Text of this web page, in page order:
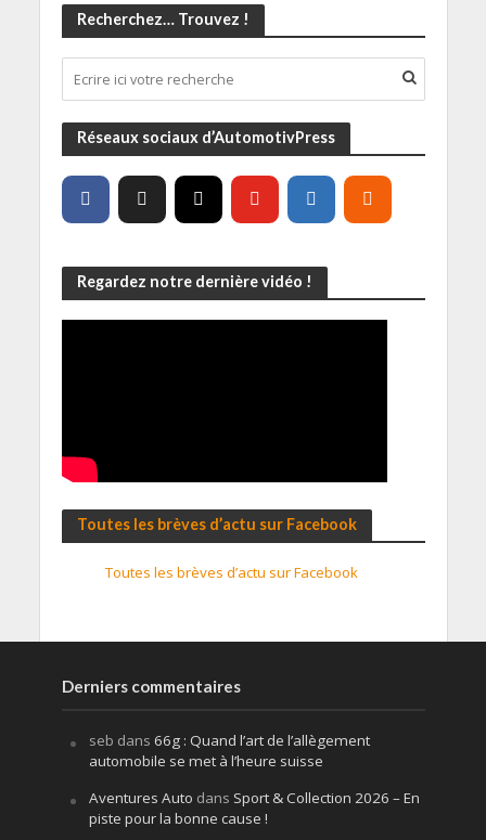
Recherchez… Trouvez !
Réseaux sociaux d’AutomotivPress
Regardez notre dernière vidéo !
Toutes les brèves d’actu sur Facebook
Toutes les brèves d’actu sur Facebook
Derniers commentaires
seb dans 66g : Quand l’art de l’allègement
automobile se met à l’heure suisse
Aventures Auto dans Sport & Collection 2026 – En
piste pour la bonne cause !